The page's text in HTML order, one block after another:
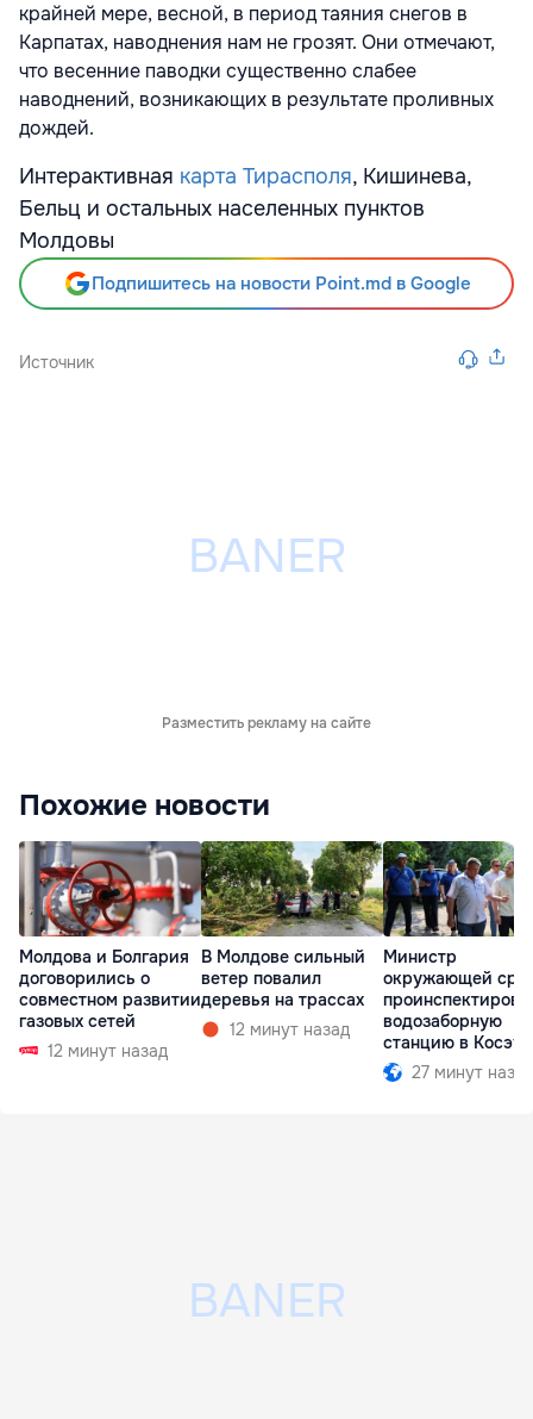
крайней мере, весной, в период таяния снегов в
Карпатах, наводнения нам не грозят. Они отмечают,
что весенние паводки существенно слабее
наводнений, возникающих в результате проливных
дождей.
Интерактивная карта Тирасполя, Кишинева,
Бельц и остальных населенных пунктов
Молдовы
Подпишитесь на новости Point.md в Google
Источник
Разместить рекламу на сайте
Похожие новости
Молдова и Болгария
договорились о
совместном развитии
газовых сетей
12 минут назад
В Молдове сильный
ветер повалил
деревья на трассах
12 минут назад
Министр
окружающей
водозаборную
станцию в
27 минут назад